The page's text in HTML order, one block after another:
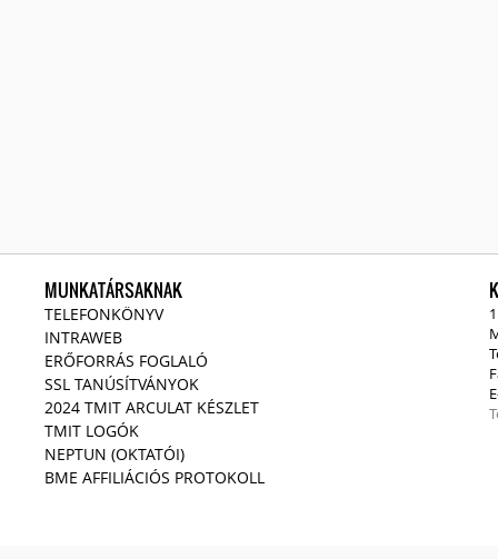
MUNKATÁRSAKNAK
TELEFONKÖNYV
INTRAWEB
ERŐFORRÁS FOGLALÓ
SSL TANÚSÍTVÁNYOK
2024 TMIT ARCULAT KÉSZLET
TMIT LOGÓK
NEPTUN (OKTATÓI)
BME AFFILIÁCIÓS PROTOKOLL